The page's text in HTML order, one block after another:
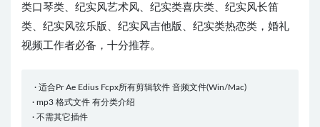
类口琴类、纪实风艺术风、纪实类喜庆类、纪实风长笛
类、纪实风弦乐版、纪实风吉他版、纪实类热恋类，婚礼
视频工作者必备，十分推荐。
· 适合Pr Ae Edius Fcpx所有剪辑软件 音频文件(Win/Mac)
· mp3 格式文件 有分类介绍
· 不需其它插件